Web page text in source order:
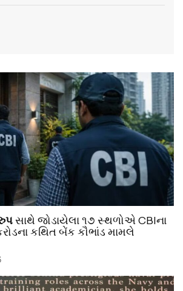
સાથે જોડાયેલા ૧૭ સ્થળોએ CBIના
કથિત બેંક કૌભાંડ મામલે